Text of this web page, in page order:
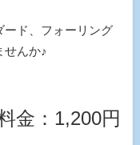
ード、フォーリング
せんか♪
金：1,200円